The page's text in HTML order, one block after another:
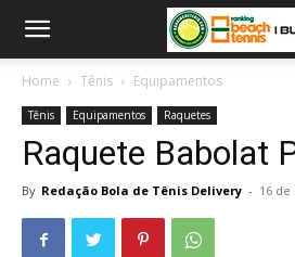
Home Tênis Equipamentos
Tênis Equipamentos Raquetes
Raquete Babolat
By Redação Bola de Tênis Delivery - 16